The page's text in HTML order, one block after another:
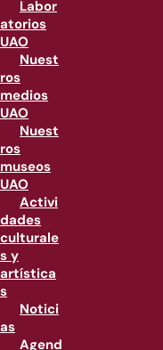
Labor
atorios
UAO
Nuest
ros
medios
UAO
Nuest
ros
museos
UAO
Activi
dades
culturale
s y
artística
s
Notici
as
Agend